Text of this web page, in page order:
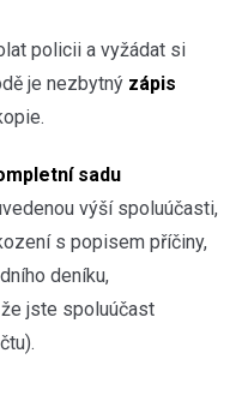
policii a vyžádat si
je nezbytný zápis
sadu
výší spoluúčasti,
s popisem příčiny,
deníku,
jste spoluúčast